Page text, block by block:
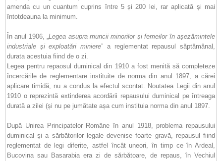
amenda cu un cuantum cuprins între 5 și 200 lei, rar aplicată și mai
întotdeauna la minimum.
În anul 1906, „Legea asupra muncii minorilor şi femeilor în așezămintele
industriale şi exploatări miniere” a reglementat repausul săptămânal,
durata acestuia fiind de o zi.
Legea pentru repaosul duminical din 1910 a fost menită să completeze
încercările de reglementare instituite de norma din anul 1897, a cărei
aplicare timidă, nu a condus la efectul scontat. Noutatea Legii din anul
1910 o reprezintă extinderea acordării repausului duminical pe întreaga
durată a zilei (și nu pe jumătate așa cum instituia norma din anul 1897.
După Unirea Principatelor Române în anul 1918, problema repausului
duminical şi a sărbătorilor legale devenise foarte gravă, repausul fiind
reglementat de legi diferite, astfel încât uneori, în timp ce în Ardeal,
Bucovina sau Basarabia era zi de sărbătoare, de repaus, în Vechiul